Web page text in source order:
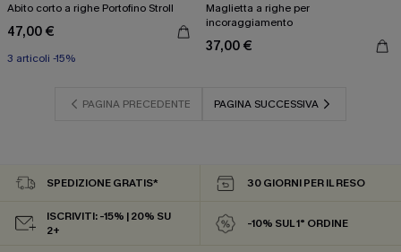
Abito corto a righe Portofino Stroll
47,00 €
3 articoli -15%
Maglietta a righe per
incoraggiamento
37,00 €
PAGINA PRECEDENTE PAGINA SUCCESSIVA
SPEDIZIONE GRATIS* 30 GIORNI PER IL RESO
ISCRIVITI: -15% | 20% SU
2+
-10% SUL 1° ORDINE